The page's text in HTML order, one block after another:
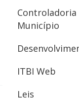
Controladoria
Município
ITBI Web
Leis